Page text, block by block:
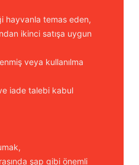
hayvanla temas eden,
ikinci satışa uygun
veya kullanılma
iade talebi kabul
şap gibi önemli